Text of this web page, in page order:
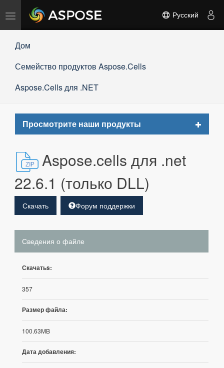
Переключить
навигацию
Русский
Дом
Семейство продуктов Aspose.Cells
Aspose.Cells для .NET
Просмотрите наши продукты
Toggle
Aspose.cells для .net
22.6.1 (только DLL)
Скачать Форум поддержки
Сведения о файле
Скачатьs:
357
Размер файла:
100.63MB
Дата добавления: